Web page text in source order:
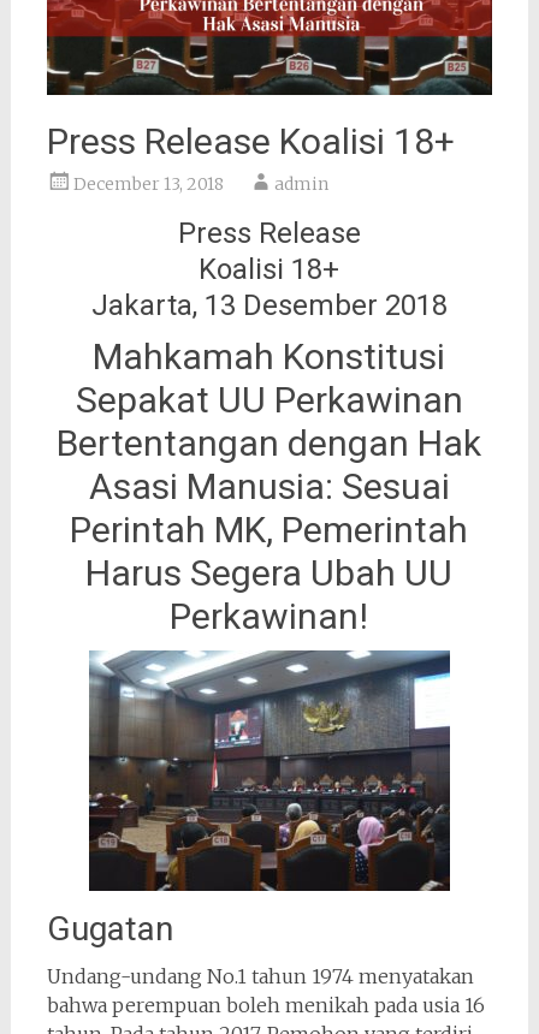
Press Release Koalisi 18+
December 13, 2018 admin
Press Release
Koalisi 18+
Jakarta, 13 Desember 2018
Mahkamah Konstitusi
Sepakat UU Perkawinan
Bertentangan dengan Hak
Asasi Manusia: Sesuai
Perintah MK, Pemerintah
Harus Segera Ubah UU
Perkawinan!
Gugatan
Undang-undang No.1 tahun 1974 menyatakan
bahwa perempuan boleh menikah pada usia 16